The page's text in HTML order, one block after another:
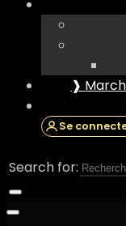
❱
Se
Search for: